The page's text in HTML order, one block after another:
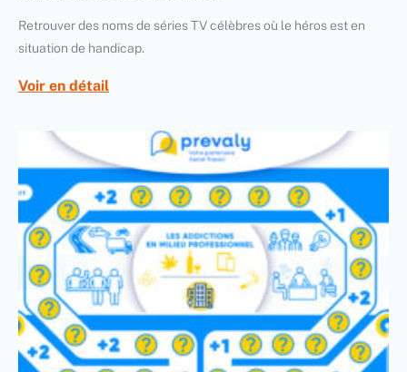
Retrouver des noms de séries TV célèbres où le héros est en
situation de handicap.
Voir en détail